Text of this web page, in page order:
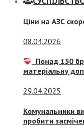
Ціни на АЗС
08.04.2026
Понад 150
матеріальну
29.04.2025
Комунальники
пробити